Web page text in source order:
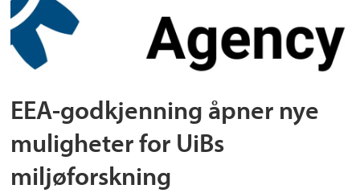
EEA-godkjenning åpner nye
muligheter for UiBs
miljøforskning